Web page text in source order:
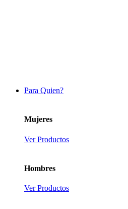
Para Quien?
Mujeres
Ver Productos
Hombres
Ver Productos